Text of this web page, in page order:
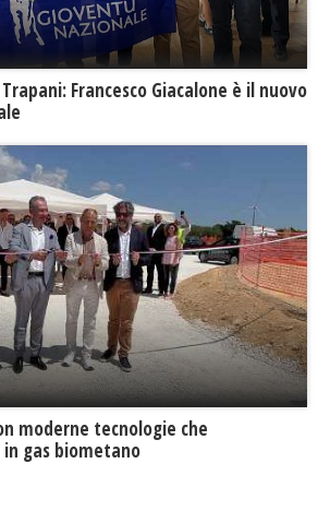
Francesco Giacalone è il nuovo
moderne tecnologie che
gas biometano